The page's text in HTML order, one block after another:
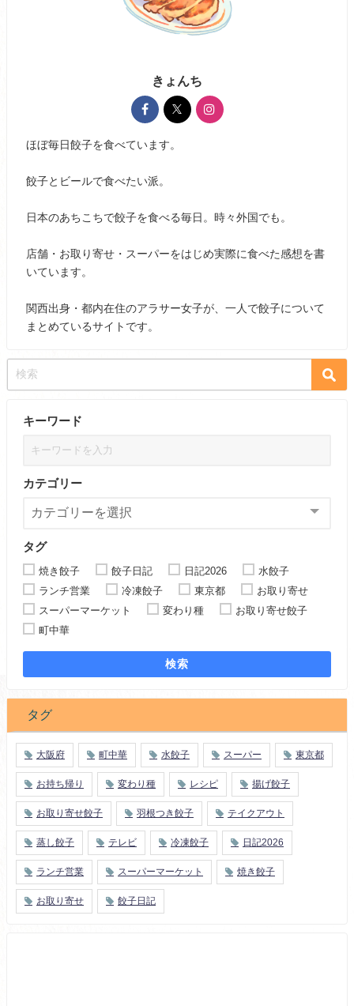
きょんち
ほぼ毎日餃子を食べています。
餃子とビールで食べたい派。
日本のあちこちで餃子を食べる毎日。時々外国でも。
店舗・お取り寄せ・スーパーをはじめ実際に食べた感想を書
いています。
関西出身・都内在住のアラサー女子が、一人で餃子について
まとめているサイトです。
キーワード
カテゴリー
タグ
焼き餃子 餃子日記 日記2026
水餃子
ランチ営業
冷凍餃子 東京都
お取り寄せ
スーパーマーケット
変わり種
お取り寄せ餃子
町中華
検索
タグ
大阪府 町中華 水餃子 スーパー 東京都
お持ち帰り 変わり種 レシピ 揚げ餃子
お取り寄せ餃子 羽根つき餃子 テイクアウト
蒸し餃子 テレビ 冷凍餃子 日記2026
ランチ営業 スーパーマーケット 焼き餃子
お取り寄せ 餃子日記